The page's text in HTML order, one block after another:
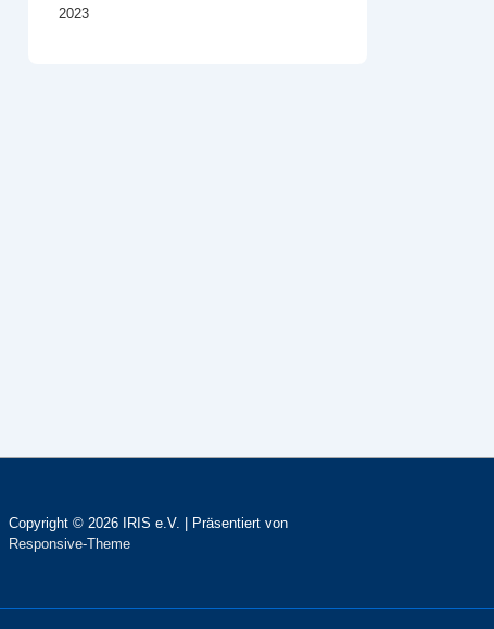
2023
Copyright © 2026 IRIS e.V.
| Präsentiert von
Responsive-Theme